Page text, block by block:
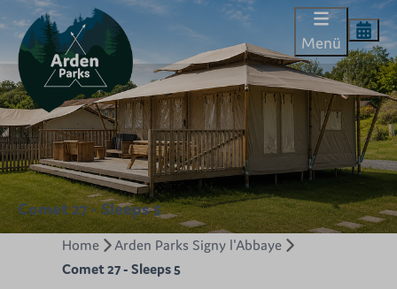
Menü
Comet 27 - Sleeps 5
Home
Arden Parks Signy l'Abbaye
Comet 27 - Sleeps 5